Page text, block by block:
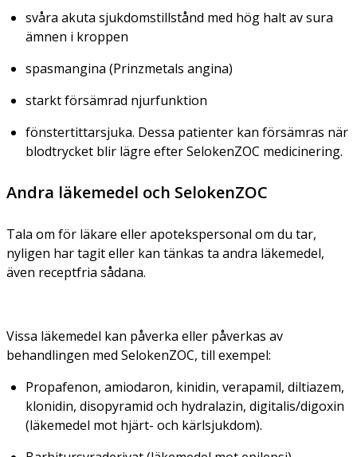
svåra akuta sjukdomstillstånd med hög halt av sura
ämnen i kroppen
spasmangina (Prinzmetals angina)
starkt försämrad njurfunktion
fönstertittarsjuka. Dessa patienter kan försämras när
blodtrycket blir lägre efter SelokenZOC medicinering.
Andra läkemedel och SelokenZOC
Tala om för läkare eller apotekspersonal om du tar,
nyligen har tagit eller kan tänkas ta andra läkemedel,
även receptfria sådana.
Vissa läkemedel kan påverka eller påverkas av
behandlingen med SelokenZOC, till exempel:
Propafenon, amiodaron, kinidin, verapamil, diltiazem,
klonidin, disopyramid och hydralazin, digitalis/digoxin
(läkemedel mot hjärt- och kärlsjukdom).